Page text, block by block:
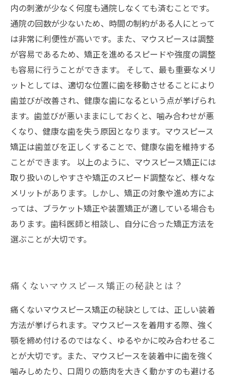
内の刺激が少なく何度も通院しなくても済むことです。
通院の回数が少ないため、時間の制約がある人にとって
は非常に利便性が高いです。また、マウスピースは調整
が容易であるため、矯正を進めるスピードや強度の調整
も容易に行うことができます。 そして、最も重要なメリ
ットとしては、適切な位置に歯を移動させることにより
歯並びが改善され、健康な歯になるという点が挙げられ
ます。歯並びが悪いままにしておくと、噛み合わせが悪
くなり、健康な歯を失う原因となります。マウスピース
矯正は歯並びを正しくすることで、健康な歯を維持する
ことができます。 以上のように、マウスピース矯正には
取り扱いのしやすさや矯正のスピード調整など、様々な
メリットがあります。しかし、矯正の対象や進め方によ
っては、ブラケット矯正や装置矯正が適している場合も
あります。歯科医師と相談し、自分に合った矯正方法を
選ぶことが大切です。
痛くないマウスピース矯正の秘訣とは？
痛くないマウスピース矯正の秘訣としては、正しい装着
方法が挙げられます。マウスピースを着用する際、強く
顎を締め付けるのではなく、ゆるやかに咬み合わせるこ
とが大切です。また、マウスピースを装着中に歯を強く
噛みしめたり、口周りの筋肉を大きく動かすのも避ける